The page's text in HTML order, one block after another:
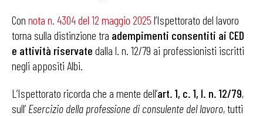
Con nota n. 4304 del 12 maggio 2025 l’Ispettorato del lavoro
torna sulla distinzione tra adempimenti consentiti ai CED
e attività riservate dalla l. n. 12/79 ai professionisti iscritti
negli appositi Albi.
L’Ispettorato ricorda che a mente dell’art. 1, c. 1, l. n. 12/79,
sull’ Esercizio della professione di consulente del lavoro, tutti